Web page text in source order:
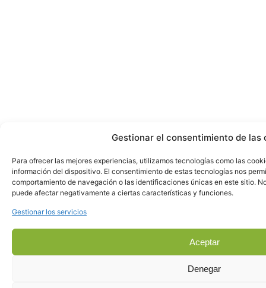
Gestionar el consentimiento de las
Para ofrecer las mejores experiencias, utilizamos tecnologías como las
información del dispositivo. El consentimiento de estas tecnologías nos
comportamiento de navegación o las identificaciones únicas en este sitio.
puede afectar negativamente a ciertas características y funciones.
Gestionar los servicios
Aceptar
Denegar